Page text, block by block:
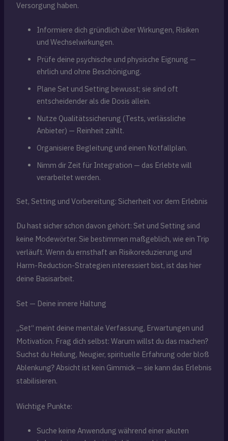
Versorgung haben.
Informiere dich gründlich über Wirkungen, Risiken
und Wechselwirkungen.
Prüfe deine psychische und physische Eignung —
ehrlich und ohne Beschönigung.
Plane Set und Setting bewusst; sie sind oft
entscheidender als die Dosis allein.
Nutze Qualitätssicherung (Tests, verlässliche
Anbieter) — Reinheit zählt.
Organisiere Begleitung und einen Notfallplan.
Nimm dir Zeit für Integration — das Erlebte will
verarbeitet werden.
Set, Setting und Vorbereitung: Sicherheit vor dem Erlebnis
Du hast sicher schon davon gehört: Set und Setting sind
keine Modewörter. Sie bestimmen maßgeblich, wie ein Trip
verläuft. Wenn du ernsthaft an Risikoreduzierung und
Harm-Reduction-Strategien interessiert bist, ist das hier
deine Basisarbeit.
Set — Deine innere Haltung
„Set“ meint deine mentale Verfassung, Erwartungen und
Motivation. Frag dich selbst: Warum willst du das machen?
Suchst du Heilung, Neugier, spirituelle Erfahrung oder bloß
Ablenkung? Absicht ist kein Gimmick — sie kann das Erlebnis
stabilisieren.
Wichtige Punkte:
Suche keine Anwendung während einer akuten